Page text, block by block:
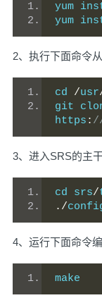
yum
yum
2、执行下面命令
cd /usr
git
https :
3、进入SRS的主
cd srs/
./
4、运行下面命令编
make